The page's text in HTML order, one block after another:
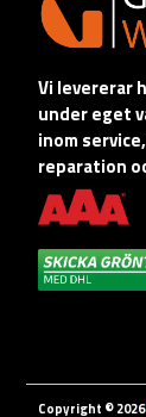
Vi levererar
under eget
inom
reparation
Copyright © 2026